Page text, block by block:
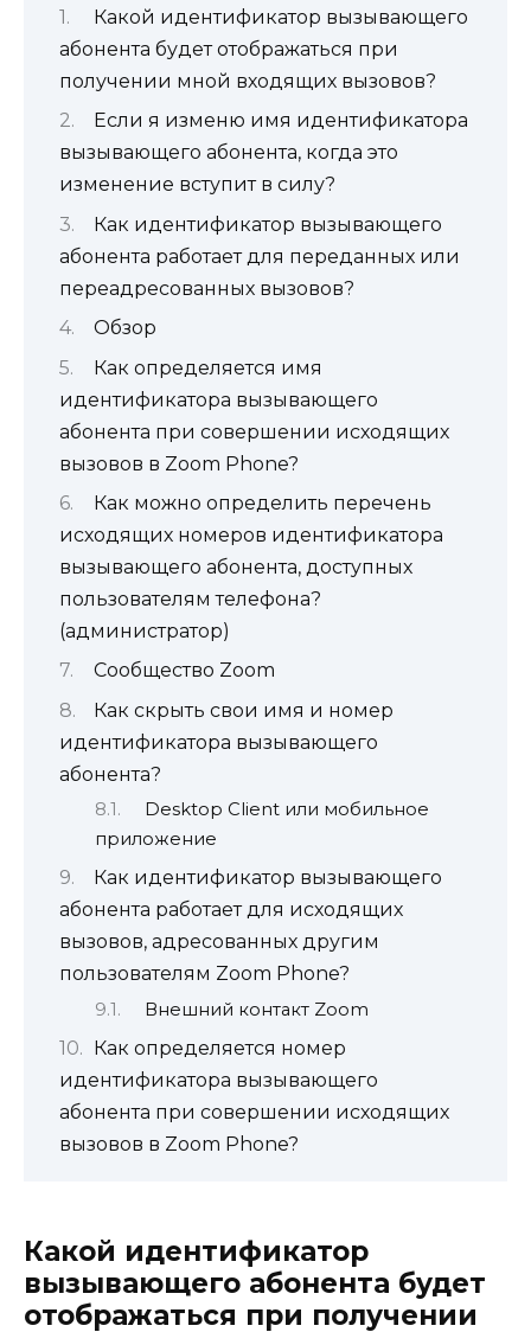
Какой идентификатор вызывающего
абонента будет отображаться при
получении мной входящих вызовов?
Если я изменю имя идентификатора
вызывающего абонента, когда это
изменение вступит в силу?
Как идентификатор вызывающего
абонента работает для переданных или
переадресованных вызовов?
Обзор
Как определяется имя
идентификатора вызывающего
абонента при совершении исходящих
вызовов в Zoom Phone?
Как можно определить перечень
исходящих номеров идентификатора
вызывающего абонента, доступных
пользователям телефона?
(администратор)
Сообщество Zoom
Как скрыть свои имя и номер
идентификатора вызывающего
абонента?
Desktop Client или мобильное
приложение
Как идентификатор вызывающего
абонента работает для исходящих
вызовов, адресованных другим
пользователям Zoom Phone?
Внешний контакт Zoom
Как определяется номер
идентификатора вызывающего
абонента при совершении исходящих
вызовов в Zoom Phone?
Какой идентификатор
вызывающего абонента будет
отображаться при получении